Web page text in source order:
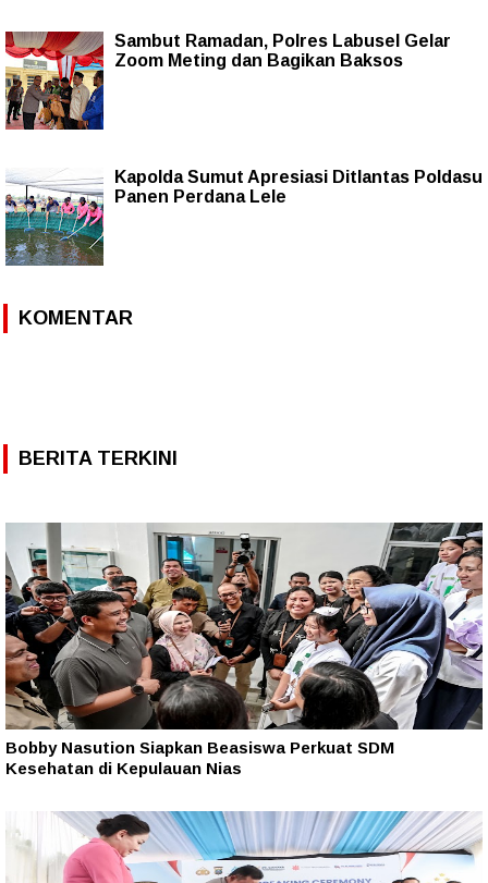
Sambut Ramadan, Polres Labusel Gelar
Zoom Meting dan Bagikan Baksos
Kapolda Sumut Apresiasi Ditlantas Poldasu
Panen Perdana Lele
KOMENTAR
BERITA TERKINI
Bobby Nasution Siapkan Beasiswa Perkuat SDM
Kesehatan di Kepulauan Nias